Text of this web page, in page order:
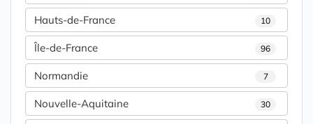
Hauts-de-France 10
Île-de-France 96
Normandie 7
Nouvelle-Aquitaine 30